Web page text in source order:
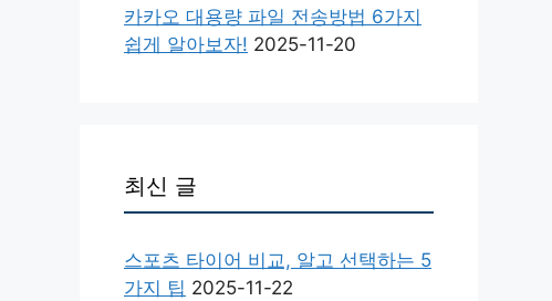
카카오 대용량 파일 전송방법 6가지
쉽게 알아보자! 2025-11-20
최신 글
스포츠 타이어 비교, 알고 선택하는 5
가지 팁 2025-11-22